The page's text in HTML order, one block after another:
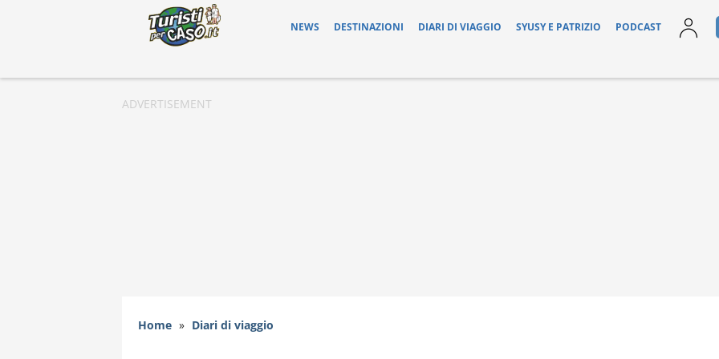
NEWS DESTINAZIONI DIARI DI VIAGGIO SYUSY E PATRIZIO PODCAST
Home » Diari di viaggio